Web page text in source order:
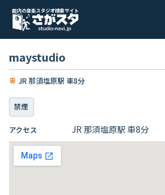
国内の音楽スタジオ検索サイト
maystudio
JR 那須塩原駅 車8分
禁煙
アクセス JR 那須塩原駅 車8分